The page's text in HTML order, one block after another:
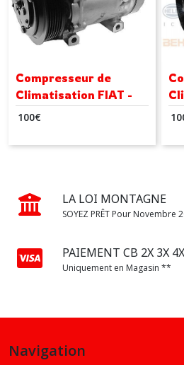
Compresseur de
Climatisation FIAT -
LANCIA - ALFA
100€
LA LOI MONTAGNE
SOYEZ PRÊT Pour Novembre
PAIEMENT CB 2X 3X
Uniquement en Magasin **
Navigation